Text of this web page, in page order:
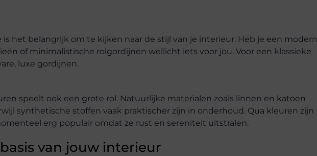
is het belangrijk om te kijken naar de stijl van je interieur. Heb je een modern
of minimalistische rolgordijnen wellicht iets voor jou. Voor een klassieke
luxe gordijnen.
speelt ook een grote rol. Natuurlijke materialen zoals linnen en katoen
synthetische stoffen vaak praktischer zijn in onderhoud. Qua kleuren zijn
erg populair omdat ze rust en sereniteit uitstralen.
van jouw interieur